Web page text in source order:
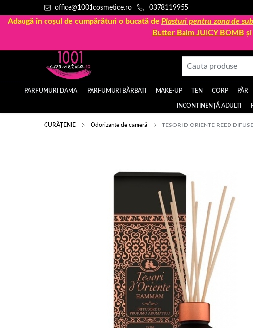
office@1001cosmetice.ro 0378119955
Adaugă în coșul de cumpărături o bucată de Plasturi pentru zona de
Butter Balm JUICY BOMB și
PARFUMURI DAMA PARFUMURI BĂRBAȚI MAKE-UP TEN CORP PĂR
INCONTINENȚĂ ADULȚI
CURĂȚENIE Odorizante de cameră TESORI D ORIENTE REED